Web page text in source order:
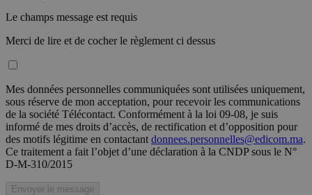
Le champs message est requis
Merci de lire et de cocher le règlement ci dessus
Mes données personnelles communiquées sont utilisées uniquement,
sous réserve de mon acceptation, pour recevoir les communications
de la société Télécontact. Conformément à la loi 09-08, je suis
informé de mes droits d’accès, de rectification et d’opposition pour
des motifs légitime en contactant donnees.personnelles@edicom.ma.
Ce traitement a fait l’objet d’une déclaration à la CNDP sous le N°
D-M-310/2015
Envoyer le message